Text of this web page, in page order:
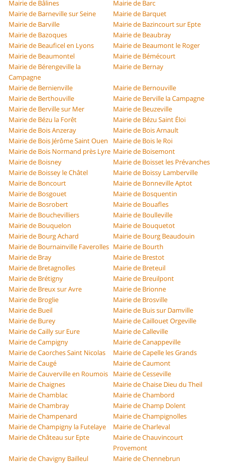
Mairie de Bâlines
Mairie de Barc
Mairie de Barneville sur Seine
Mairie de Barquet
Mairie de Barville
Mairie de Bazincourt sur Epte
Mairie de Bazoques
Mairie de Beaubray
Mairie de Beauficel en Lyons
Mairie de Beaumont le Roger
Mairie de Beaumontel
Mairie de Bémécourt
Mairie de Bérengeville la
Campagne
Mairie de Bernay
Mairie de Bernienville
Mairie de Bernouville
Mairie de Berthouville
Mairie de Berville la Campagne
Mairie de Berville sur Mer
Mairie de Beuzeville
Mairie de Bézu la Forêt
Mairie de Bézu Saint Éloi
Mairie de Bois Anzeray
Mairie de Bois Arnault
Mairie de Bois Jérôme Saint Ouen
Mairie de Bois le Roi
Mairie de Bois Normand près Lyre Mairie de Boisemont
Mairie de Boisney
Mairie de Boisset les Prévanches
Mairie de Boissey le Châtel
Mairie de Boissy Lamberville
Mairie de Boncourt
Mairie de Bonneville Aptot
Mairie de Bosgouet
Mairie de Bosquentin
Mairie de Bosrobert
Mairie de Bouafles
Mairie de Bouchevilliers
Mairie de Boulleville
Mairie de Bouquelon
Mairie de Bouquetot
Mairie de Bourg Achard
Mairie de Bourg Beaudouin
Mairie de Bournainville Faverolles Mairie de Bourth
Mairie de Bray
Mairie de Brestot
Mairie de Bretagnolles
Mairie de Breteuil
Mairie de Brétigny
Mairie de Breuilpont
Mairie de Breux sur Avre
Mairie de Brionne
Mairie de Broglie
Mairie de Brosville
Mairie de Bueil
Mairie de Buis sur Damville
Mairie de Burey
Mairie de Caillouet Orgeville
Mairie de Cailly sur Eure
Mairie de Calleville
Mairie de Campigny
Mairie de Canappeville
Mairie de Caorches Saint Nicolas
Mairie de Capelle les Grands
Mairie de Caugé
Mairie de Caumont
Mairie de Cauverville en Roumois
Mairie de Cesseville
Mairie de Chaignes
Mairie de Chaise Dieu du Theil
Mairie de Chamblac
Mairie de Chambord
Mairie de Chambray
Mairie de Champ Dolent
Mairie de Champenard
Mairie de Champignolles
Mairie de Champigny la Futelaye
Mairie de Charleval
Mairie de Château sur Epte
Mairie de Chauvincourt
Provemont
Mairie de Chavigny Bailleul
Mairie de Chennebrun